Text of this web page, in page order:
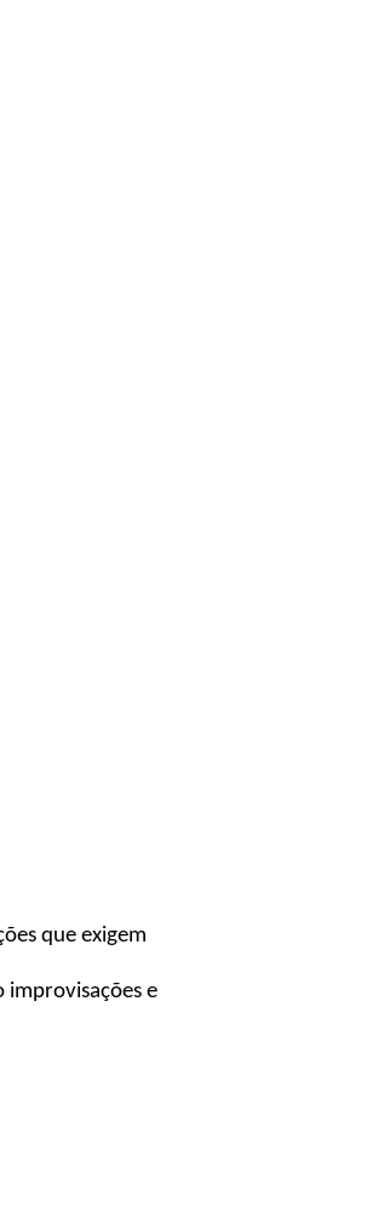
que exigem
improvisações e